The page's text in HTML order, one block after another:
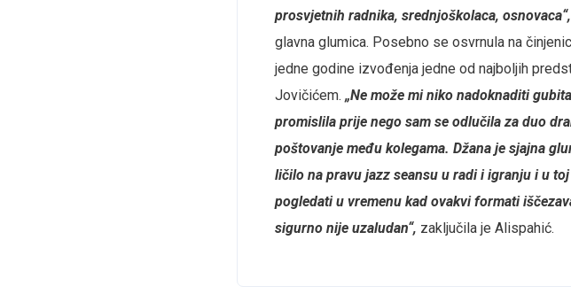
prosvjetnih radnika, srednjoškolaca, osnovaca“,
glavna glumica. Posebno se osvrnula na
jedne godine izvođenja jedne od najboljih
Jovičićem. „Ne može mi niko nadoknaditi
promislila prije nego sam se odlučila za duo
poštovanje među kolegama. Džana je sjajna
ličilo na pravu jazz seansu u radi i igranju i u
pogledati u vremenu kad ovakvi formati
sigurno nije uzaludan“, zaključila je Alispahić.